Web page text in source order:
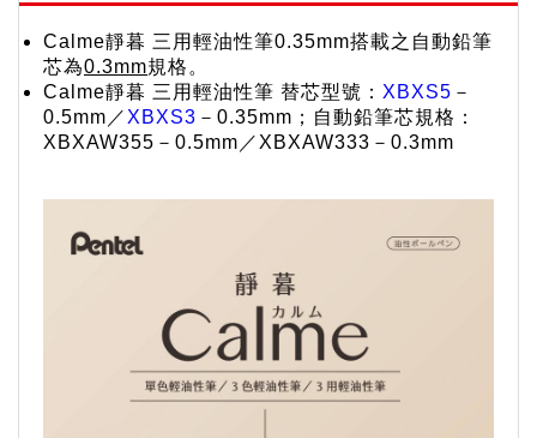
Calme靜暮 三用輕油性筆0.35mm搭載之自動鉛筆
芯為0.3mm規格。
Calme靜暮 三用輕油性筆 替芯型號： XBXS5 －
0.5mm／ XBXS3 －0.35mm；自動鉛筆芯規格：
XBXAW355－0.5mm／XBXAW333－0.3mm